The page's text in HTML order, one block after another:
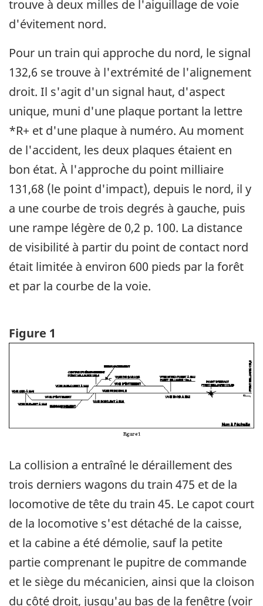
trouve à deux milles de l'aiguillage de voie
d'évitement nord.
Pour un train qui approche du nord, le signal
132,6 se trouve à l'extrémité de l'alignement
droit. Il s'agit d'un signal haut, d'aspect
unique, muni d'une plaque portant la lettre
*R+ et d'une plaque à numéro. Au moment
de l'accident, les deux plaques étaient en
bon état. À l'approche du point milliaire
131,68 (le point d'impact), depuis le nord, il y
a une courbe de trois degrés à gauche, puis
une rampe légère de 0,2 p. 100. La distance
de visibilité à partir du point de contact nord
était limitée à environ 600 pieds par la forêt
et par la courbe de la voie.
Figure 1
La collision a entraîné le déraillement des
trois derniers wagons du train 475 et de la
locomotive de tête du train 45. Le capot court
de la locomotive s'est détaché de la caisse,
et la cabine a été démolie, sauf la petite
partie comprenant le pupitre de commande
et le siège du mécanicien, ainsi que la cloison
du côté droit, jusqu'au bas de la fenêtre (voir